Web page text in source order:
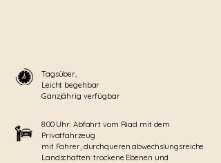
Tagsüber,
Leicht begehbar
Ganzjährig verfügbar
8:00 Uhr: Abfahrt vom Riad mit dem
Privatfahrzeug
mit Fahrer, durchqueren abwechslungsreiche
Landschaften: trockene Ebenen und